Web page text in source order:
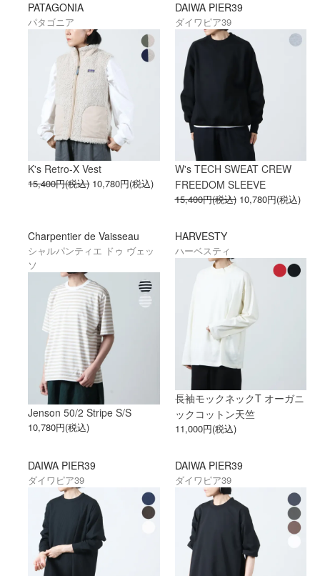
PATAGONIA
パタゴニア
K's Retro-X Vest
15,400円(税込) 10,780円(税込)
DAIWA PIER39
ダイワピア39
W's TECH SWEAT CREW
FREEDOM SLEEVE
15,400円(税込) 10,780円(税込)
Charpentier de Vaisseau
シャルパンティエ ドゥ ヴェッ
ソ
Jenson 50/2 Stripe S/S
10,780円(税込)
HARVESTY
ハーベスティ
長袖モックネックT オーガニ
ックコットン天竺
11,000円(税込)
DAIWA PIER39
ダイワピア39
DAIWA PIER39
ダイワピア39